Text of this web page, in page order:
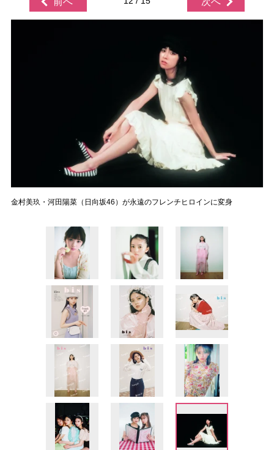
金村美玖・河田陽菜（日向坂46）が永遠のフレンチヒロインに変身